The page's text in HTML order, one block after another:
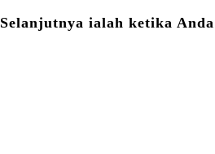
Selanjutnya ialah ketika